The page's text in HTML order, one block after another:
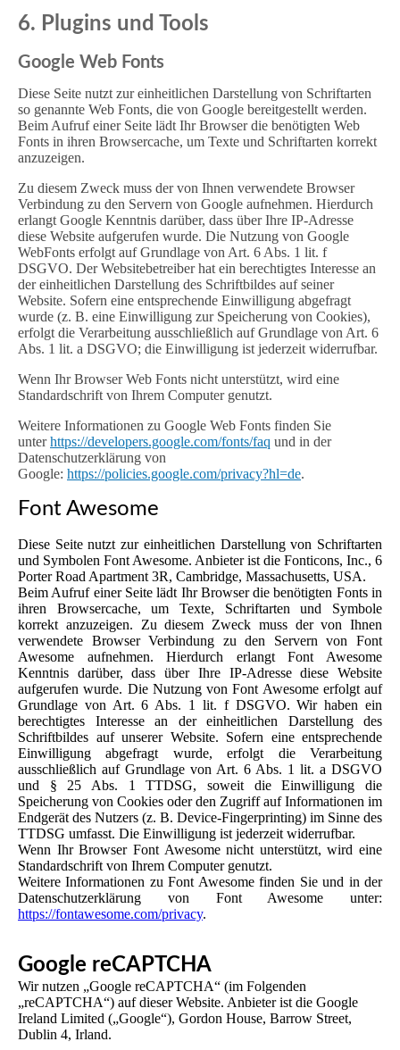
6. Plugins und Tools
Google Web Fonts
Diese Seite nutzt zur einheitlichen Darstellung von Schriftarten
so genannte Web Fonts, die von Google bereitgestellt werden.
Beim Aufruf einer Seite lädt Ihr Browser die benötigten Web
Fonts in ihren Browsercache, um Texte und Schriftarten korrekt
anzuzeigen.
Zu diesem Zweck muss der von Ihnen verwendete Browser
Verbindung zu den Servern von Google aufnehmen. Hierdurch
erlangt Google Kenntnis darüber, dass über Ihre IP-Adresse
diese Website aufgerufen wurde. Die Nutzung von Google
WebFonts erfolgt auf Grundlage von Art. 6 Abs. 1 lit. f
DSGVO. Der Websitebetreiber hat ein berechtigtes Interesse an
der einheitlichen Darstellung des Schriftbildes auf seiner
Website. Sofern eine entsprechende Einwilligung abgefragt
wurde (z. B. eine Einwilligung zur Speicherung von Cookies),
erfolgt die Verarbeitung ausschließlich auf Grundlage von Art. 6
Abs. 1 lit. a DSGVO; die Einwilligung ist jederzeit widerrufbar.
Wenn Ihr Browser Web Fonts nicht unterstützt, wird eine
Standardschrift von Ihrem Computer genutzt.
Weitere Informationen zu Google Web Fonts finden Sie
unterhttps://developers.google.com/fonts/faq und in der
Datenschutzerklärung von
Google: https://policies.google.com/privacy?hl=de.
Font Awesome
Diese Seite nutzt zur einheitlichen Darstellung von Schriftarten
und Symbolen Font Awesome. Anbieter ist die Fonticons, Inc., 6
Porter Road Apartment 3R, Cambridge, Massachusetts, USA.
Beim Aufruf einer Seite lädt Ihr Browser die benötigten Fonts in
ihren Browsercache, um Texte, Schriftarten und Symbole
korrekt anzuzeigen. Zu diesem Zweck muss der von Ihnen
verwendete Browser Verbindung zu den Servern von Font
Awesome aufnehmen. Hierdurch erlangt Font Awesome
Kenntnis darüber, dass über Ihre IP-Adresse diese Website
aufgerufen wurde. Die Nutzung von Font Awesome erfolgt auf
Grundlage von Art. 6 Abs. 1 lit. f DSGVO. Wir haben ein
berechtigtes Interesse an der einheitlichen Darstellung des
Schriftbildes auf unserer Website. Sofern eine entsprechende
Einwilligung abgefragt wurde, erfolgt die Verarbeitung
ausschließlich auf Grundlage von Art. 6 Abs. 1 lit. a DSGVO
und § 25 Abs. 1 TTDSG, soweit die Einwilligung die
Speicherung von Cookies oder den Zugriff auf Informationen im
Endgerät des Nutzers (z. B. Device-Fingerprinting) im Sinne des
TTDSG umfasst. Die Einwilligung ist jederzeit widerrufbar.
Wenn Ihr Browser Font Awesome nicht unterstützt, wird eine
Standardschrift von Ihrem Computer genutzt.
Weitere Informationen zu Font Awesome finden Sie und in der
Datenschutzerklärung von Font Awesome unter:
https://fontawesome.com/privacy.
Google reCAPTCHA
Wir nutzen „Google reCAPTCHA“ (im Folgenden
„reCAPTCHA“) auf dieser Website. Anbieter ist die Google
Ireland Limited („Google“), Gordon House, Barrow Street,
Dublin 4, Irland.